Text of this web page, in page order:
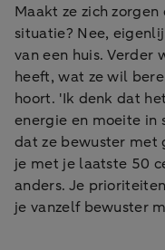
Maakt ze zich
situatie? Nee,
van een huis. Verder
heeft, wat ze wil
hoort. 'Ik denk dat
energie en moeite in
dat ze bewuster met
je met je laatste 50
anders. Je
je vanzelf bewuster